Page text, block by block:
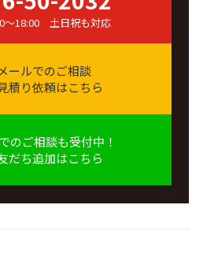
～18:00 土日祝も対応
ールでのご相談
積り依頼はこちら
のご相談も受付中！
だち追加はこちら